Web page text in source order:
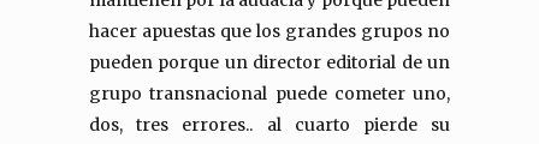
hacer apuestas que los grandes grupos no
pueden porque un director editorial de un
grupo transnacional puede cometer uno,
dos, tres errores.. al cuarto pierde su